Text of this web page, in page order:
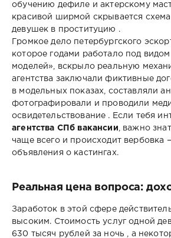
обучению дефиле и актерскому
красивой ширмой скрывается
девушек в проституцию .
Громкое дело петербургского
которое годами работало под
моделей», вскрыло реальную
агентства заключали фиктивные
в модельных показах, составляли
фотографировали и проводили
освидетельствование . Если тебя
агентства СПб вакансии , важно
чаще всего и происходит вербовка
объявления о кастингах.
Реальная цена вопроса:
Заработок в этой сфере
высоким. Стоимость услуг одной
630 тысяч рублей за ночь , а